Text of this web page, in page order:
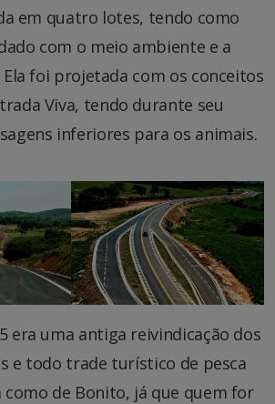
em quatro lotes, tendo como
com o meio ambiente e a
foi projetada com os conceitos
Viva, tendo durante seu
inferiores para os animais.
era uma antiga reivindicação dos
e todo trade turístico de pesca
como de Bonito, já que quem for